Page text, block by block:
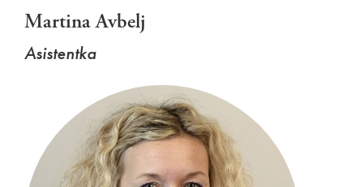
Martina Avbelj
Asistentka